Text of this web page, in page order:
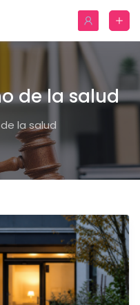
de la salud
la salud